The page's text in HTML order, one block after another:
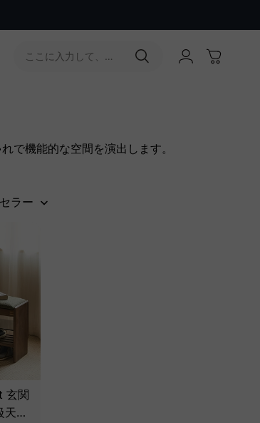
ここに入力して、
で機能的な空間を演出します。
ラー
玄関
天然